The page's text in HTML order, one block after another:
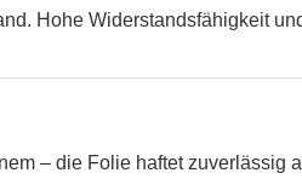
Hohe Widerstandsfähigkeit
– die Folie haftet zuverlässig